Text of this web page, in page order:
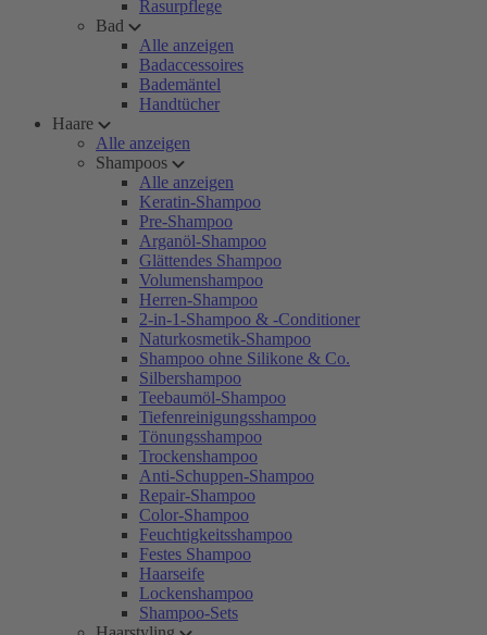
Rasurpflege
Bad
Alle anzeigen
Badaccessoires
Bademäntel
Handtücher
Haare
Alle anzeigen
Shampoos
Alle anzeigen
Keratin-Shampoo
Pre-Shampoo
Arganöl-Shampoo
Glättendes Shampoo
Volumenshampoo
Herren-Shampoo
2-in-1-Shampoo & -Conditioner
Naturkosmetik-Shampoo
Shampoo ohne Silikone & Co.
Silbershampoo
Teebaumöl-Shampoo
Tiefenreinigungsshampoo
Tönungsshampoo
Trockenshampoo
Anti-Schuppen-Shampoo
Repair-Shampoo
Color-Shampoo
Feuchtigkeitsshampoo
Festes Shampoo
Haarseife
Lockenshampoo
Shampoo-Sets